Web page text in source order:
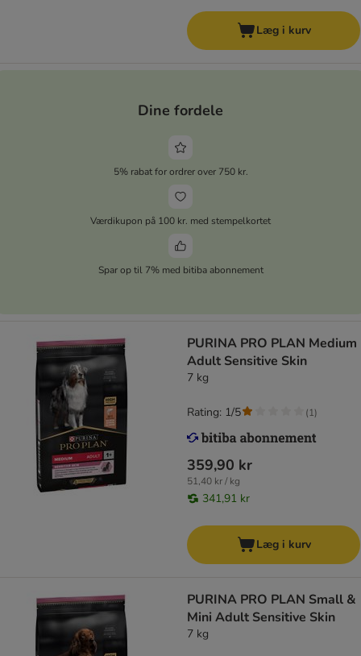
Læg i kurv
Dine fordele
5% rabat for ordrer over 750 kr.
Værdikupon på 100 kr. med stempelkortet
Spar op til 7% med bitiba abonnement
PURINA PRO PLAN Medium
Adult Sensitive Skin
7 kg
359,90 kr
51,40 kr / kg
341,91 kr
Rating: 1/5 (1)
Læg i kurv
PURINA PRO PLAN Small &
Mini Adult Sensitive Skin
7 kg